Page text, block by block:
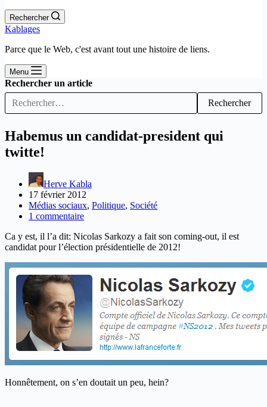
Rechercher
Kablages
Parce que le Web, c'est avant tout une histoire de liens.
Menu
Rechercher un article
Rechercher
Habemus un candidat-president qui
twitte!
Herve Kabla
17 février 2012
Médias sociaux, Politique, Société
1 commentaire
Ca y est, il l’a dit: Nicolas Sarkozy a fait son coming-out, il est
candidat pour l’élection présidentielle de 2012!
Honnêtement, on s’en doutait un peu, hein?